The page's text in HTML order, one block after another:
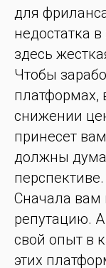
для
недостатка
здесь
Чтобы
платформах,
снижении
принесет
должны
перспективе.
Сначала вам
репутацию.
свой опыт в
этих